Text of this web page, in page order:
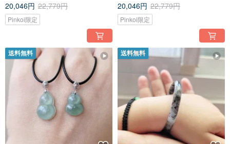
20,046円 22,779円
Pinkoi限定
ー
20,046円 22,779円
Pinkoi限定
送料無料 送料無料